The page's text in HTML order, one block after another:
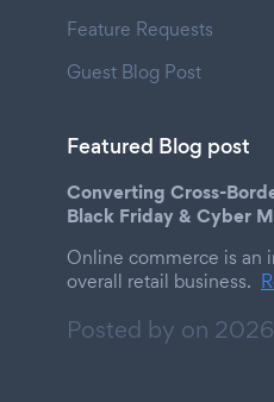
Feature Requests
Guest Blog Post
Featured Blog post
Converting Cross-
Black Friday & Cyber
Online commerce is an
overall retail business.
Posted by on